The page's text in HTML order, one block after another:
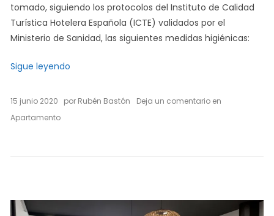
tomado, siguiendo los protocolos del Instituto de Calidad
Turística Hotelera Española (ICTE) validados por el
Ministerio de Sanidad, las siguientes medidas higiénicas:
Sigue leyendo«Medidas higiénicas especiales: Protocolo
15 junio 2020 por Rubén Bastón Deja un comentarioon
Covid-
en
Apartamento